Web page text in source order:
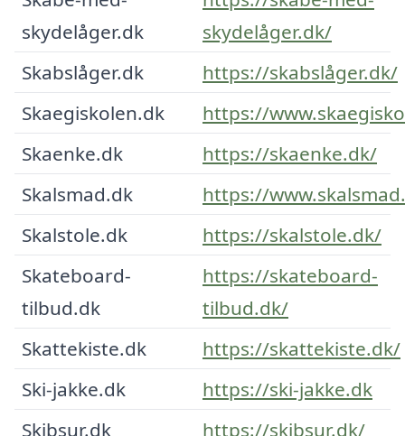
skydelåger.dk
skydelåger.dk/
Skabslåger.dk
https://skabslåger.dk/
Skaegiskolen.dk
https://
Skaenke.dk
https://skaenke.dk/
Skalsmad.dk
https://
Skalstole.dk
https://skalstole.dk/
Skateboard-
tilbud.dk
https://skateboard-
tilbud.dk/
Skattekiste.dk
https://skattekiste.dk/
Ski-jakke.dk
https://ski-jakke.dk
Skibsur.dk
https://skibsur.dk/